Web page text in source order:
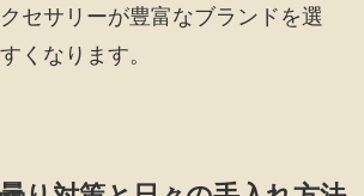
セサリーが豊富なブランドを選
くなります。